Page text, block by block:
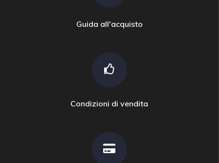
Guida all'acquisto
Condizioni di vendita